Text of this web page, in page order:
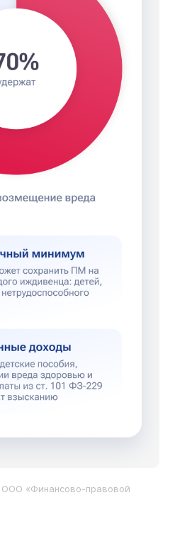
«Финансово-правовой